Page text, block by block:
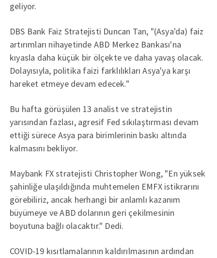
geliyor.
DBS Bank Faiz Stratejisti Duncan Tan, "(Asya'da) faiz
artırımları nihayetinde ABD Merkez Bankası'na
kıyasla daha küçük bir ölçekte ve daha yavaş olacak.
Dolayısıyla, politika faizi farklılıkları Asya'ya karşı
hareket etmeye devam edecek."
Bu hafta görüşülen 13 analist ve stratejistin
yarısından fazlası, agresif Fed sıkılaştırması devam
ettiği sürece Asya para birimlerinin baskı altında
kalmasını bekliyor.
Maybank FX stratejisti Christopher Wong, "En yüksek
şahinliğe ulaşıldığında muhtemelen EMFX istikrarını
görebiliriz, ancak herhangi bir anlamlı kazanım
büyümeye ve ABD dolarının geri çekilmesinin
boyutuna bağlı olacaktır." Dedi.
COVID-19 kısıtlamalarının kaldırılmasının ardından